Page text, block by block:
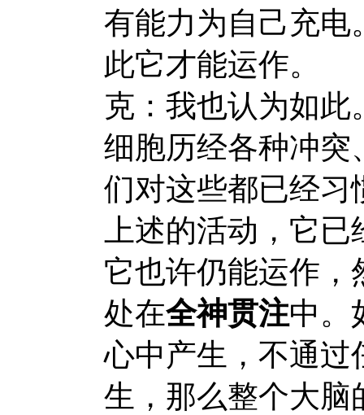
有能力为自己充电
此它才能运作。
克：我也认为如
细胞历经各种冲突
们对这些都已经习
上述的活动，它
它也许仍能运作，
处在全神贯注中。
心中产生，不通过
生，那么整个大脑